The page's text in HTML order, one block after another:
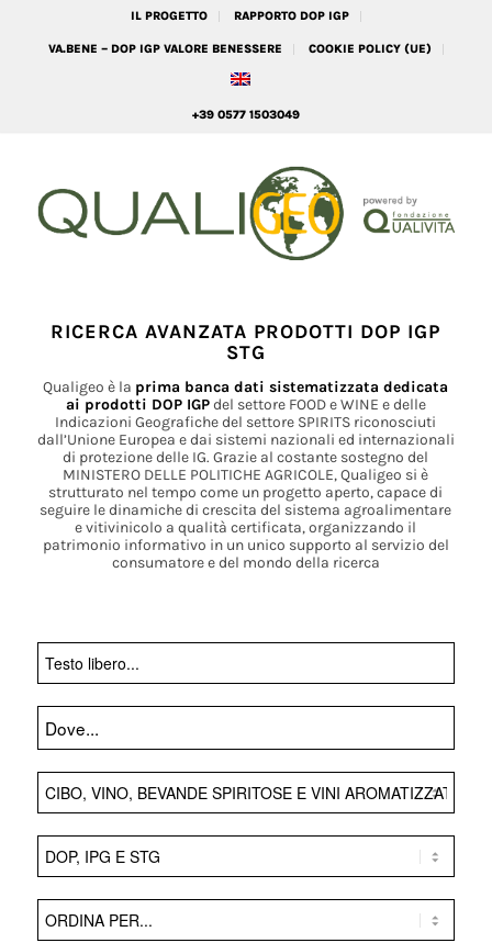
IL PROGETTO RAPPORTO DOP IGP
VA.BENE – DOP IGP VALORE BENESSERE COOKIE POLICY (UE)
+39 0577 1503049
RICERCA AVANZATA PRODOTTI DOP IGP
STG
Qualigeo è la prima banca dati sistematizzata dedicata
ai prodotti DOP IGPdel settore FOOD e WINE e delle
Indicazioni Geografiche del settore SPIRITS riconosciuti
dall’Unione Europea e dai sistemi nazionali ed internazionali
di protezione delle IG. Grazie al costante sostegno del
MINISTERO DELLE POLITICHE AGRICOLE, Qualigeo si è
strutturato nel tempo come un progetto aperto, capace di
seguire le dinamiche di crescita del sistema agroalimentare
e vitivinicolo a qualità certificata, organizzando il
patrimonio informativo in un unico supporto al servizio del
consumatore e del mondo della ricerca